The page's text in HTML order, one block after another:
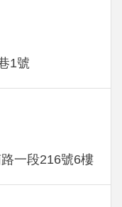
1號
一段216號6樓